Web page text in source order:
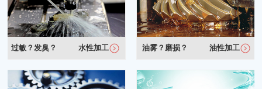
过敏？发臭？ 水性加工 油雾？磨损？ 油性加工